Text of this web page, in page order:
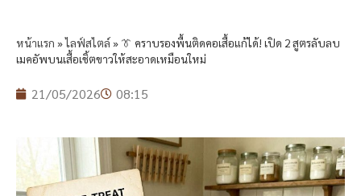
หน้าแรก »ไลฟ์สไตล์» 👔 คราบรองพื้นติดคอเสื้อแก้ได้! เปิด 2 สูตรลับลบ
เมคอัพบนเสื้อเชิ้ตขาวให้สะอาดเหมือนใหม่
21/05/2026 08:15